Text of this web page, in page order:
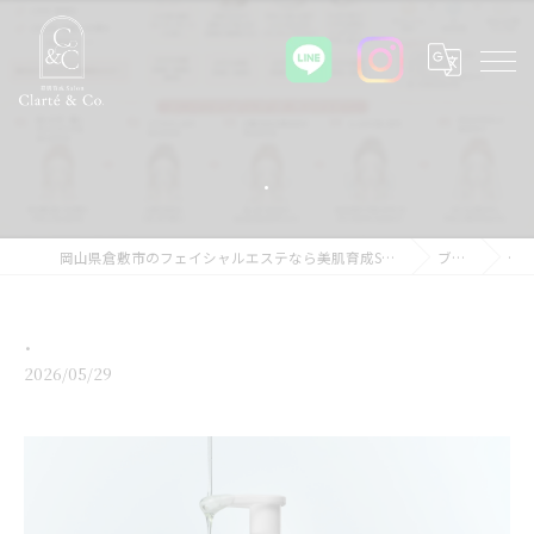
⁡.
岡山県倉敷市のフェイシャルエステなら美肌育成Salon Clarté&Co. ブログ
⁡.
2026/05/29